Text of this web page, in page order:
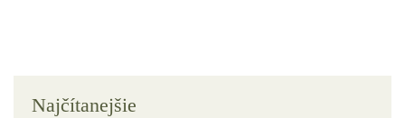
Najčítanejšie